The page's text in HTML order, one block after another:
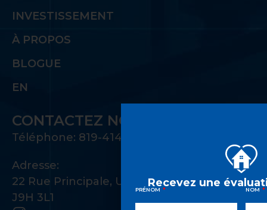
INVESTISSEMENT
À PROPOS
BLOGUE
EN
CONTACTEZ NOUS
Téléphone: 819-414-1221
Adresse:
22 Rue Principale, Unité 100 Gatineau, QC
J9H 3L1
Recevez une
PRÉNOM NOM